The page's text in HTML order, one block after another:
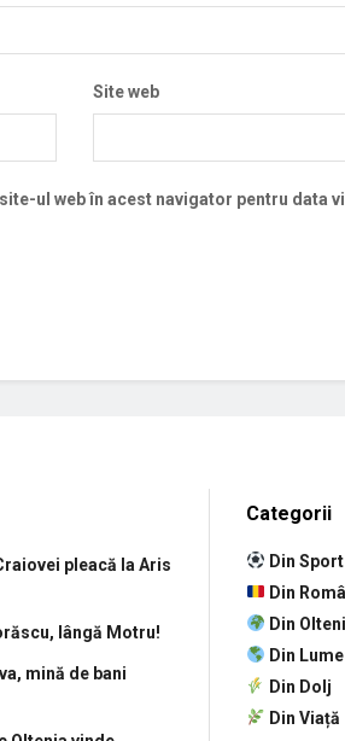
Site web
ul web în acest navigator pentru data
pleacă la Aris
lângă Motru!
mină de bani
Categorii
Din Sport
Din
Din
Din Lume
Din Dolj
Din Viață